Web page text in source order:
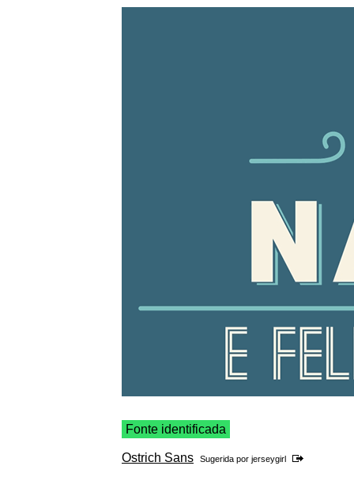
Fonte identificada
Ostrich Sans Sugerida por jerseygirl